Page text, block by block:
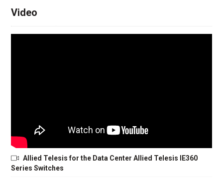
Video
Allied Telesis for the Data Center Allied Telesis IE360
Series Switches